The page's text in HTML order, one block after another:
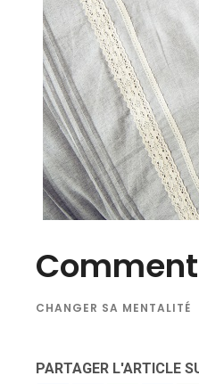
CHANGER SA MENTALITÉ
PARTAGER L'ARTICLE